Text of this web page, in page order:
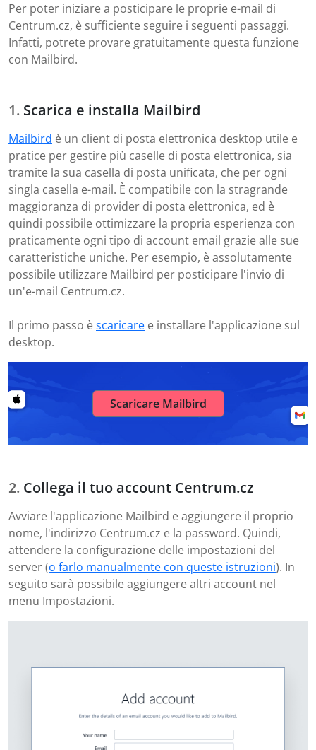
Per poter iniziare a posticipare le proprie e-mail di
Centrum.cz, è sufficiente seguire i seguenti passaggi.
Infatti, potrete provare gratuitamente questa funzione
con Mailbird.
Scarica e installa Mailbird
Mailbird è un client di posta elettronica desktop utile e
pratice per gestire più caselle di posta elettronica, sia
tramite la sua casella di posta unificata, che per ogni
singla casella e-mail. È compatibile con la stragrande
maggioranza di provider di posta elettronica, ed è
quindi possibile ottimizzare la propria esperienza con
praticamente ogni tipo di account email grazie alle sue
caratteristiche uniche. Per esempio, è assolutamente
possibile utilizzare Mailbird per posticipare l'invio di
un'e-mail Centrum.cz.
Il primo passo èscaricare e installare l'applicazione sul
desktop.
Scaricare Mailbird
Collega il tuo account Centrum.cz
Avviare l'applicazione Mailbird e aggiungere il proprio
nome, l'indirizzo Centrum.cz e la password. Quindi,
attendere la configurazione delle impostazioni del
server (o farlo manualmente con queste istruzioni). In
seguito sarà possibile aggiungere altri account nel
menu Impostazioni.